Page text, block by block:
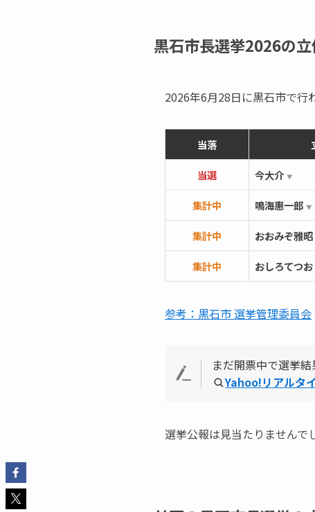
黒石市長選挙2026の
2026年6月28日に黒石市で行
当落
当選 今大介 ▼
集計中 鳴海惠一郎 ▼
集計中 おおみぞ雅昭
集計中 おしろてつお
参考：黒石市 選挙管理委員会
まだ開票中で選挙
Yahoo!リアルタ
選挙公報は見当たりませんで